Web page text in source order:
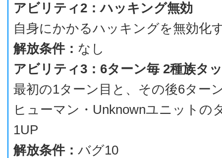
アビリティ2：ハッキング無効
自身にかかるハッキングを無効化
解放条件： なし
アビリティ3：6ターン毎 2種族タ
最初の1ターン目と、その後6ター
ヒューマン・Unknownユニットの
1UP
解放条件： バグ10